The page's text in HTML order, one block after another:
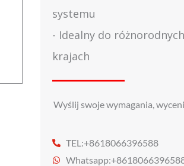
systemu
- Idealny do
krajach
Wyślij swoje wymagania,
TEL:+8618066396588